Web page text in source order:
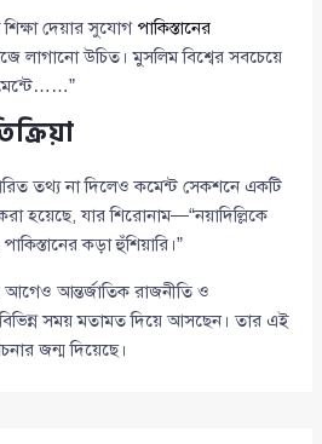
দেয়ার সুযোগ পাকিস্তানের
লাগানো উচিত। মুসলিম বিশ্বের সবচেয়ে
তথ্য না দিলেও কমেন্ট সেকশনে একটি
হয়েছে, যার শিরোনাম—“নয়াদিল্লিকে
কড়া হুঁশিয়ারি।”
আন্তর্জাতিক রাজনীতি ও
বিভিন্ন সময় মতামত দিয়ে আসছেন। তার এই
জন্ম দিয়েছে।